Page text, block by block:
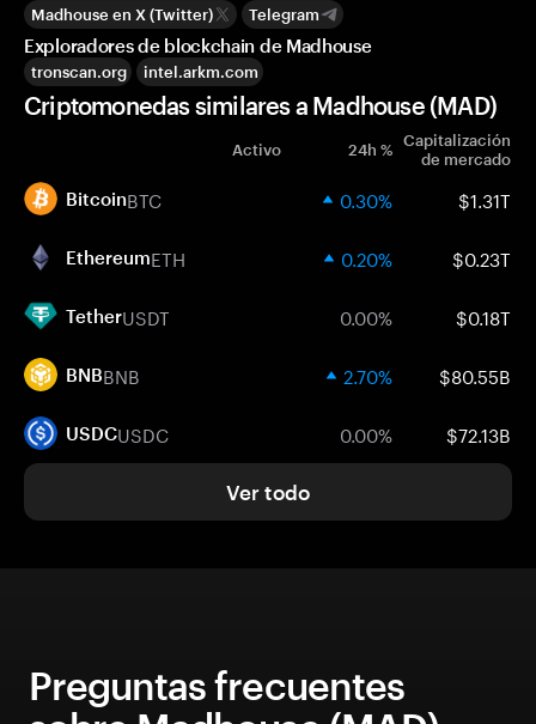
Madhouse en X (Twitter) Telegram
Exploradores de blockchain de Madhouse
tronscan.org intel.arkm.com
Criptomonedas similares a Madhouse (MAD)
Activo 24h % Capitalización
de mercado
BitcoinBTC 0.30% $1.31T
EthereumETH 0.20% $0.23T
TetherUSDT 0.00% $0.18T
BNBBNB 2.70% $80.55B
USDCUSDC 0.00% $72.13B
Ver todo
Preguntas frecuentes